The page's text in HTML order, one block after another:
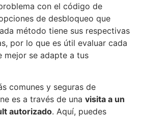
con el código de
de desbloqueo que
método tiene sus respectivas
por lo que es útil evaluar cada
mejor se adapte a tus
comunes y seguras de
es a través de una visita a un
autorizado. Aquí, puedes